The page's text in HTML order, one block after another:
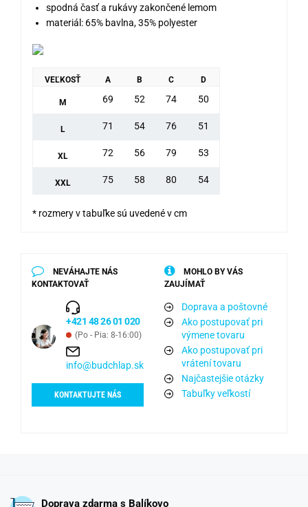
spodná časť a rukávy zakončené lemom
materiál: 65% bavlna, 35% polyester
VEĽKOSŤ A B C D
M 69 52 74 50
L 71 54 76 51
XL 72 56 79 53
XXL 75 58 80 54
* rozmery v tabuľke sú uvedené v cm
NEVÁHAJTE NÁS
KONTAKTOVAŤ
+421 48 26 01 020
(Po - Pia: 8-16:00)
info@budchlap.sk
KONTAKTUJTE NÁS
MOHLO BY VÁS
ZAUJÍMAŤ
Doprava a poštovné
Ako postupovať pri
výmene tovaru
Ako postupovať pri
vrátení tovaru
Najčastejšie otázky
Tabuľky veľkostí
Doprava zdarma s Balíkovo